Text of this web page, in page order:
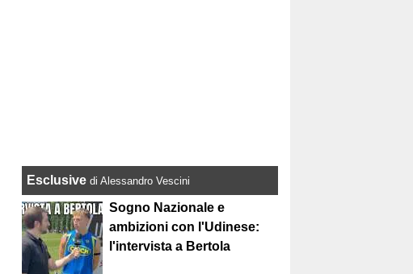
Esclusive di Alessandro Vescini
Sogno Nazionale e
ambizioni con l'Udinese:
l'intervista a Bertola